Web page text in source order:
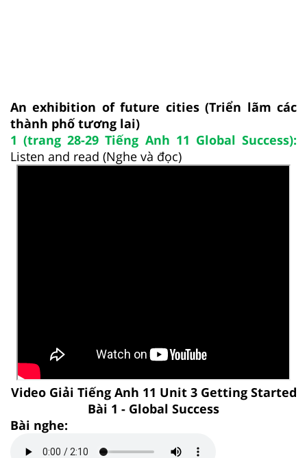
An exhibition of future cities (Triển lãm các
thành phố tương lai)
1 (trang 28-29 Tiếng Anh 11 Global Success):
Listen and read (Nghe và đọc)
Video Giải Tiếng Anh 11 Unit 3 Getting Started
Bài 1 - Global Success
Bài nghe: